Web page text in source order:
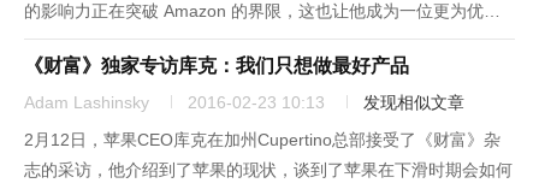
的影响力正在突破 Amazon 的界限，这也让他成为一位更为优秀
的领导者。下面就让我们一起走进 Jeff Bezos 非凡影响力的崛起
之路。第一部分因为受到不...
《财富》独家专访库克：我们只想做最好产品
Adam Lashinsky 2016-02-23 10:13
发现相似文章
2月12日，苹果CEO库克在加州Cupertino总部接受了《财富》杂
志的采访，他介绍到了苹果的现状，谈到了苹果在下滑时期会如何